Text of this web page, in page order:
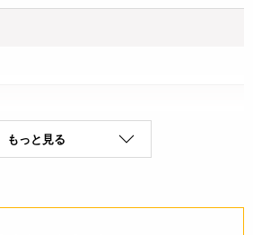
、ナイフ等の固いものは表面を傷つけ
さい
もっと見る